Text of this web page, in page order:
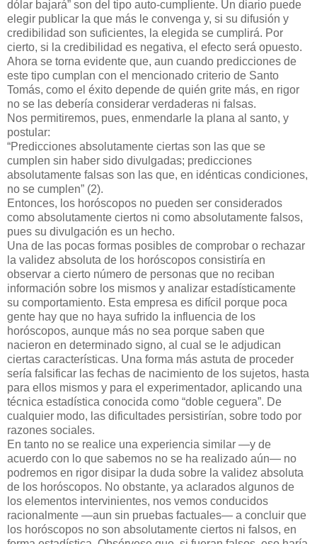
dólar bajará” son del tipo auto-cumpliente. Un diario puede
elegir publicar la que más le convenga y, si su difusión y
credibilidad son suficientes, la elegida se cumplirá. Por
cierto, si la credibilidad es negativa, el efecto será opuesto.
Ahora se torna evidente que, aun cuando predicciones de
este tipo cumplan con el mencionado criterio de Santo
Tomás, como el éxito depende de quién grite más, en rigor
no se las debería considerar verdaderas ni falsas.
Nos permitiremos, pues, enmendarle la plana al santo, y
postular:
“Predicciones absolutamente ciertas son las que se
cumplen sin haber sido divulgadas; predicciones
absolutamente falsas son las que, en idénticas condiciones,
no se cumplen” (2).
Entonces, los horóscopos no pueden ser considerados
como absolutamente ciertos ni como absolutamente falsos,
pues su divulgación es un hecho.
Una de las pocas formas posibles de comprobar o rechazar
la validez absoluta de los horóscopos consistiría en
observar a cierto número de personas que no reciban
información sobre los mismos y analizar estadísticamente
su comportamiento. Esta empresa es difícil porque poca
gente hay que no haya sufrido la influencia de los
horóscopos, aunque más no sea porque saben que
nacieron en determinado signo, al cual se le adjudican
ciertas características. Una forma más astuta de proceder
sería falsificar las fechas de nacimiento de los sujetos, hasta
para ellos mismos y para el experimentador, aplicando una
técnica estadística conocida como “doble ceguera”. De
cualquier modo, las dificultades persistirían, sobre todo por
razones sociales.
En tanto no se realice una experiencia similar —y de
acuerdo con lo que sabemos no se ha realizado aún— no
podremos en rigor disipar la duda sobre la validez absoluta
de los horóscopos. No obstante, ya aclarados algunos de
los elementos intervinientes, nos vemos conducidos
racionalmente —aun sin pruebas factuales— a concluir que
los horóscopos no son absolutamente ciertos ni falsos, en